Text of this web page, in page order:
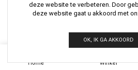
Home Winkel
deze website te verbeteren. Door
deze website gaat u akkoord met
OK, IK GA AKKOORD